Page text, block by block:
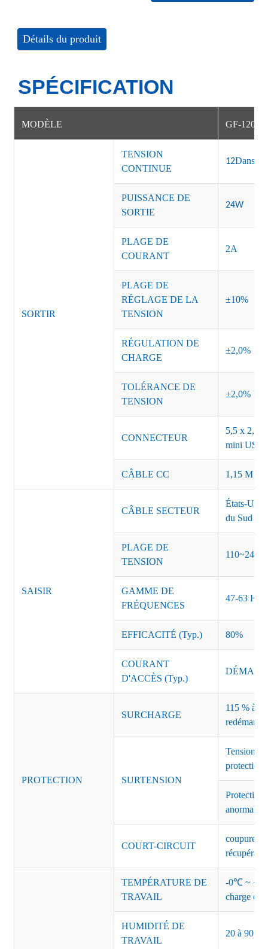
Détails du produit
SPÉCIFICATION
MODÈLE GF-
SORTIR
TENSION
CONTINUE
12Dans
PUISSANCE DE
SORTIE
24W
PLAGE DE
COURANT
2A
PLAGE DE
RÉGLAGE DE LA
TENSION
±10%
RÉGULATION DE
CHARGE
±2,0%
TOLÉRANCE DE
TENSION
±2,0%
CONNECTEUR
5,5 x 2,5,
mini USB
CÂBLE CC 1,15 M ou
SAISIR
CÂBLE SECTEUR
États-Unis
du Sud
PLAGE DE
TENSION
110~240
GAMME DE
FRÉQUENCES
47-63 Hz
EFFICACITÉ (Typ.) 80%
COURANT
D'ACCÈS (Typ.)
PROTECTION
SURCHARGE
115 % à
SURTENSION
Tension
protection
Protection
anormales
COURT-CIRCUIT
coupure
TEMPÉRATURE DE
TRAVAIL
-0℃ ~
charge de
HUMIDITÉ DE
TRAVAIL
20 à 90 %